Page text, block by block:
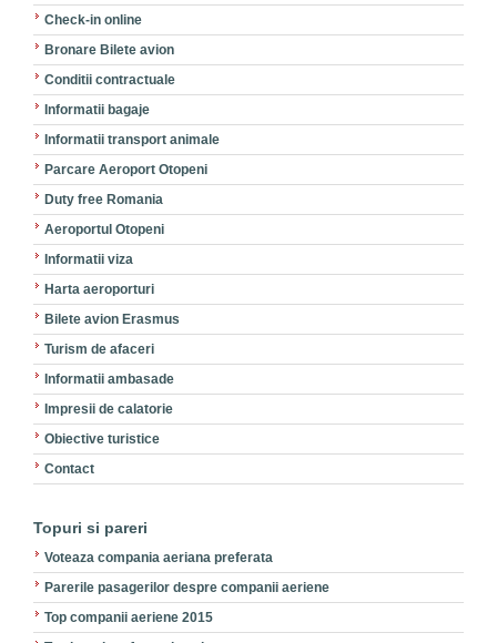
Check-in online
Bronare Bilete avion
Conditii contractuale
Informatii bagaje
Informatii transport animale
Parcare Aeroport Otopeni
Duty free Romania
Aeroportul Otopeni
Informatii viza
Harta aeroporturi
Bilete avion Erasmus
Turism de afaceri
Informatii ambasade
Impresii de calatorie
Obiective turistice
Contact
Topuri si pareri
Voteaza compania aeriana preferata
Parerile pasagerilor despre companii aeriene
Top companii aeriene 2015